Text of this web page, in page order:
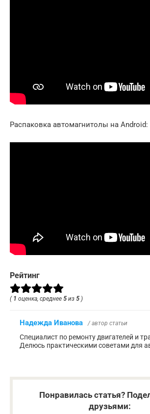
Распаковка автомагнитолы на Android:
Рейтинг
( 1 оценка, среднее 5 из 5 )
Надежда Иванова / автор статьи
Специалист по ремонту двигателей и
Делюсь практическими советами для
Понравилась статья?
друзьями: